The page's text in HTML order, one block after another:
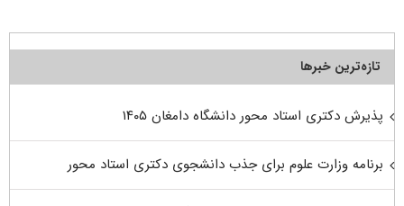
تازه‌ترین خبرها
پذیرش دکتری استاد محور دانشگاه دامغان ۱۴۰۵
برنامه وزارت علوم برای جذب دانشجوی دکتری استاد محور